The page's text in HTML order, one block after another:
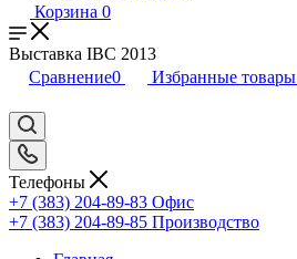
Корзина 0
Выставка IBC 2013
Сравнение0 Избранные товары
Телефоны
+7 (383) 204-89-83 Офис
+7 (383) 204-89-85 Производство